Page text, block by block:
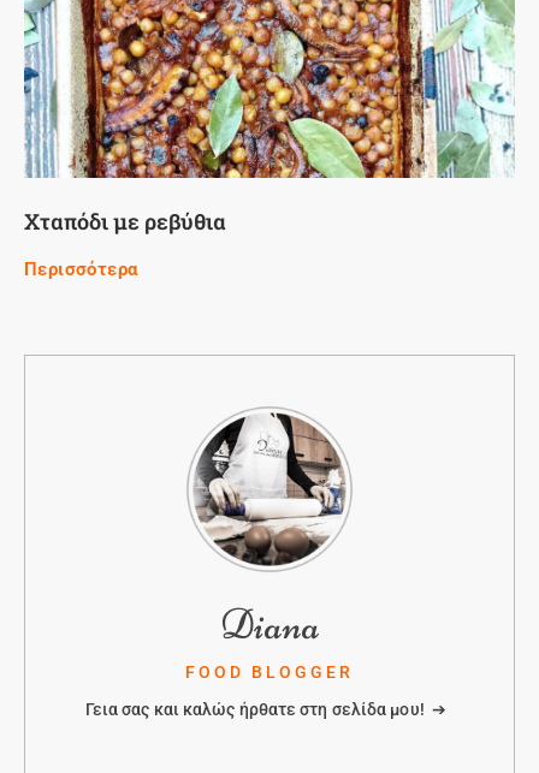
Χταπόδι με ρεβύθια
Περισσότερα
Diana
FOOD BLOGGER
Γεια σας και καλώς ήρθατε στη σελίδα μου! ➔